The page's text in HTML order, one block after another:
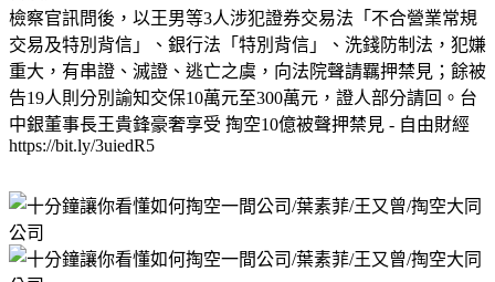
檢察官訊問後，以王男等3人涉犯證券交易法「不合營業常規
交易及特別背信」、銀行法「特別背信」、洗錢防制法，犯嫌
重大，有串證、滅證、逃亡之虞，向法院聲請羈押禁見；餘被
告19人則分別諭知交保10萬元至300萬元，證人部分請回。台
中銀董事長王貴鋒豪奢享受 掏空10億被聲押禁見 - 自由財經
https://bit.ly/3uiedR5